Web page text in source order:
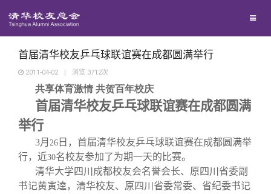
地区联络
年级联络
专业委员会
回馈母校
捐赠项目
捐赠纪事
媒体平台
《水木清华》
清华人物
校友服务
首届清华校友乒乓球联谊赛在成都圆满举行
2011-04-02 | 浏览 3712次
共享体育激情 共贺百年校庆
首届清华校友乒乓球联谊赛在成都圆满
举行
3月 26 日 ，首届清华校友乒乓球联谊赛在成都圆满举
行，近30名校友参加了为期一天的比赛。
清华大学四川成都校友会名誉会长、原四川省委副
书记黄寅逵，清华校友、原四川省委常委、省纪委书记